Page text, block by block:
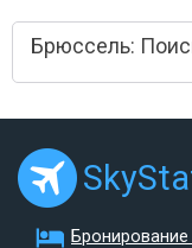
Брюссель:
Бронирование